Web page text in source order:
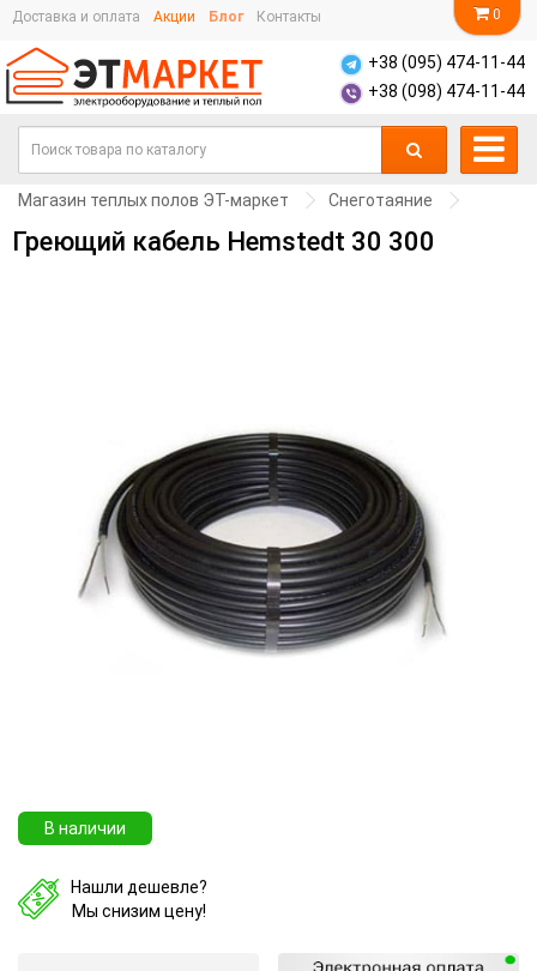
0
Доставка и оплата Акции Блог Контакты
+38 (095) 474-11-44
+38 (098) 474-11-44
Магазин теплых полов ЭТ-маркет Снеготаяние
Греющий кабель Hemstedt 30 300
В наличии
Нашли дешевле?
Мы снизим цену!